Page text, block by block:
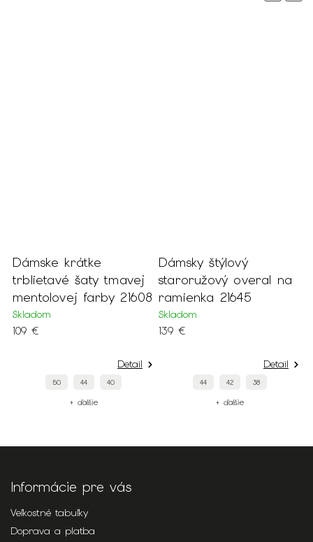
Dámske krátke
trblietavé šaty tmavej
mentolovej farby 21608
Skladom
109 €
Detail
50 44 40
+ ďalšie
Dámsky štýlový
staroružový overal na
ramienka 21645
Skladom
139 €
Detail
44 42 38
+ ďalšie
Informácie pre vás
Veľkostné tabuľky
Doprava a platba